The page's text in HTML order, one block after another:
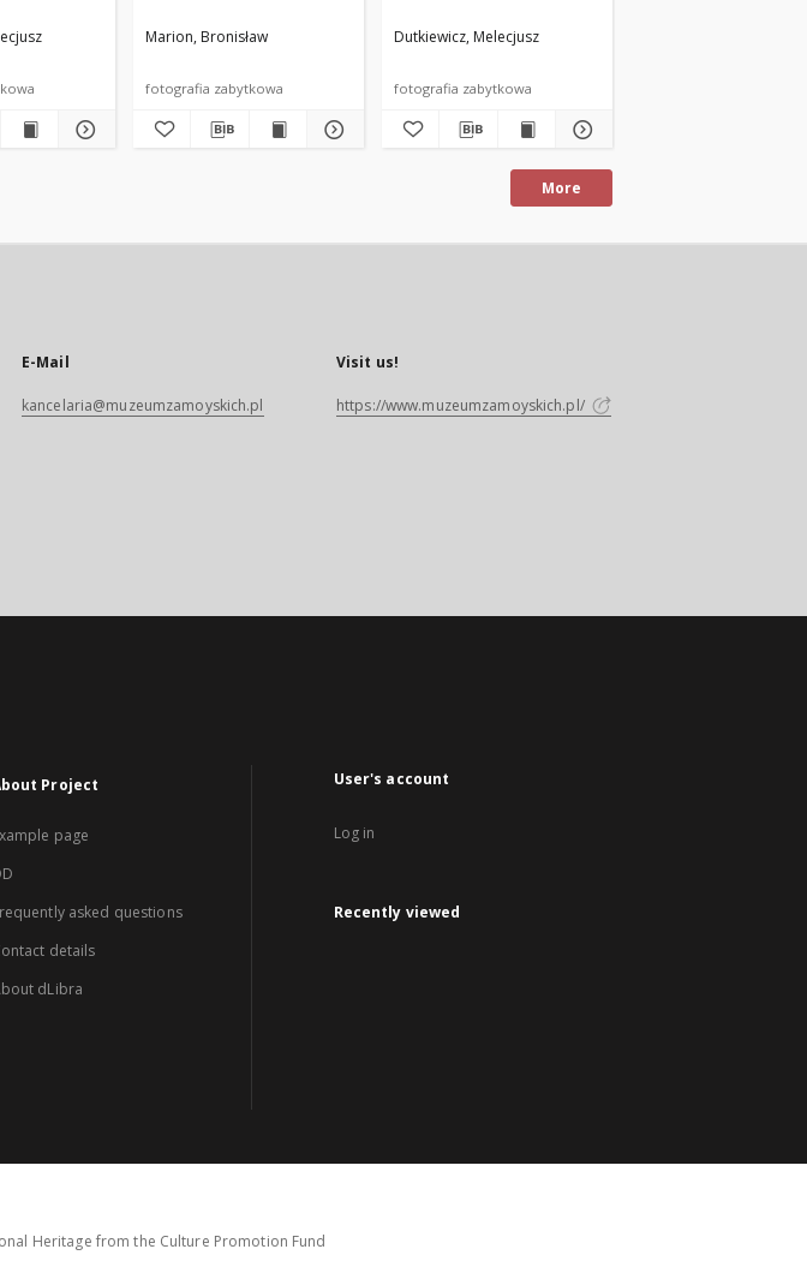
Marion, Bronisław
fotografia zabytkowa
Dutkiewicz, Melecjusz
fotografia zabytkowa
More
E-Mail
kancelaria@muzeumzamoyskich.pl
Visit us!
https://www.muzeumzamoyskich.pl/
Project
page
asked questions
details
dLibra
User's account
Log in
Recently viewed
Heritage from the Culture Promotion Fund